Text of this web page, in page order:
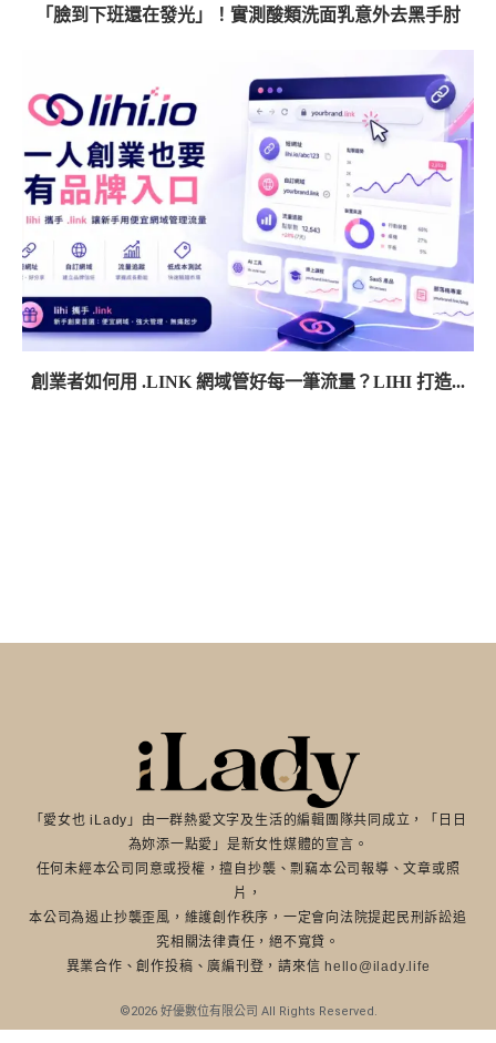
「臉到下班還在發光」！實測酸類洗面乳意外去黑手肘
創業者如何用 .LINK 網域管好每一筆流量？LIHI 打造...
「愛女也 iLady」由一群熱愛文字及生活的編輯團隊共同成立，「日日
為妳添一點愛」是新女性媒體的宣言。
任何未經本公司同意或授權，擅自抄襲、剽竊本公司報導、文章或照
片，
本公司為遏止抄襲歪風，維護創作秩序，一定會向法院提起民刑訴訟追
究相關法律責任，絕不寬貸。
異業合作、創作投稿、廣編刊登，請來信 hello@ilady.life
©2026 好優數位有限公司 All Rights Reserved.